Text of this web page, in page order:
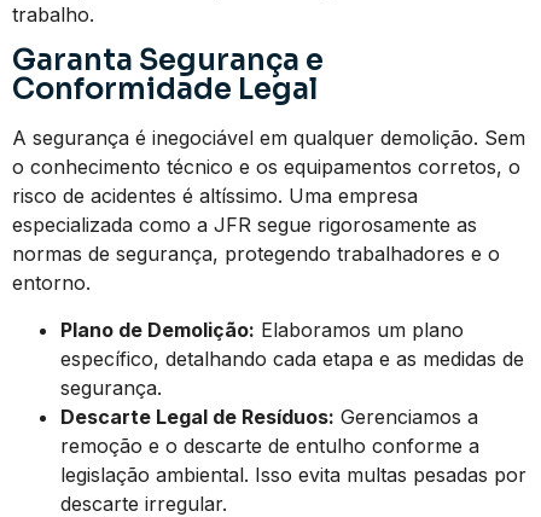
trabalho.
Garanta Segurança e
Conformidade Legal
A segurança é inegociável em qualquer demolição. Sem
o conhecimento técnico e os equipamentos corretos, o
risco de acidentes é altíssimo. Uma empresa
especializada como a JFR segue rigorosamente as
normas de segurança, protegendo trabalhadores e o
entorno.
Plano de Demolição: Elaboramos um plano
específico, detalhando cada etapa e as medidas de
segurança.
Descarte Legal de Resíduos: Gerenciamos a
remoção e o descarte de entulho conforme a
legislação ambiental. Isso evita multas pesadas por
descarte irregular.